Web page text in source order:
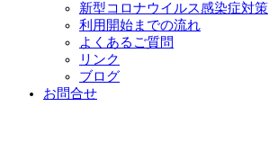
新型コロナウイルス感染症対策
利用開始までの流れ
よくあるご質問
リンク
ブログ
お問合せ